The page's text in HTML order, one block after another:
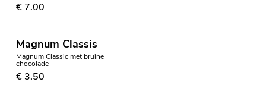
€ 7.00
Magnum Classis
Magnum Classic met bruine
chocolade
€ 3.50